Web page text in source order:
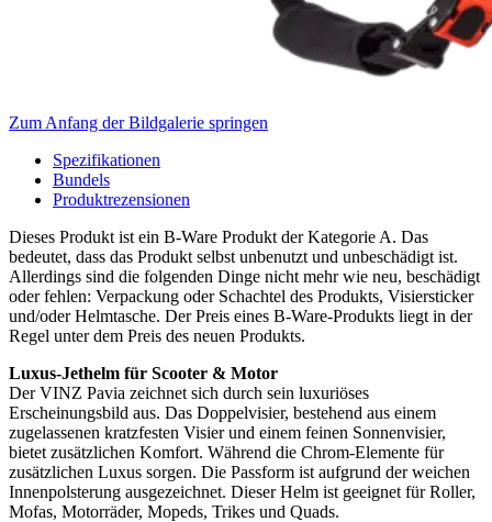
Zum Anfang der Bildgalerie springen
Spezifikationen
Bundels
Produktrezensionen
Dieses Produkt ist ein B-Ware Produkt der Kategorie A. Das
bedeutet, dass das Produkt selbst unbenutzt und unbeschädigt ist.
Allerdings sind die folgenden Dinge nicht mehr wie neu, beschädigt
oder fehlen: Verpackung oder Schachtel des Produkts, Visiersticker
und/oder Helmtasche. Der Preis eines B-Ware-Produkts liegt in der
Regel unter dem Preis des neuen Produkts.
Luxus-Jethelm für Scooter & Motor
Der VINZ Pavia zeichnet sich durch sein luxuriöses
Erscheinungsbild aus. Das Doppelvisier, bestehend aus einem
zugelassenen kratzfesten Visier und einem feinen Sonnenvisier,
bietet zusätzlichen Komfort. Während die Chrom-Elemente für
zusätzlichen Luxus sorgen. Die Passform ist aufgrund der weichen
Innenpolsterung ausgezeichnet. Dieser Helm ist geeignet für Roller,
Mofas, Motorräder, Mopeds, Trikes und Quads.